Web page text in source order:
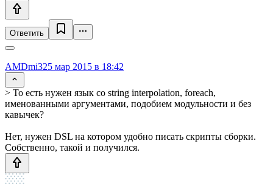
Ответить
AMDmi325 мар 2015 в 18:42
> То есть нужен язык со string interpolation, foreach,
именованными аргументами, подобием модульности и без
кавычек?
Нет, нужен DSL на котором удобно писать скрипты сборки.
Собственно, такой и получился.